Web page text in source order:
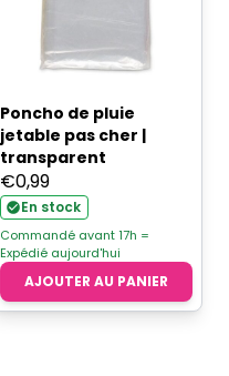
Poncho de pluie
jetable pas cher |
transparent
€0,99
En stock
Commandé avant 17h =
Expédié aujourd'hui
AJOUTER AU PANIER